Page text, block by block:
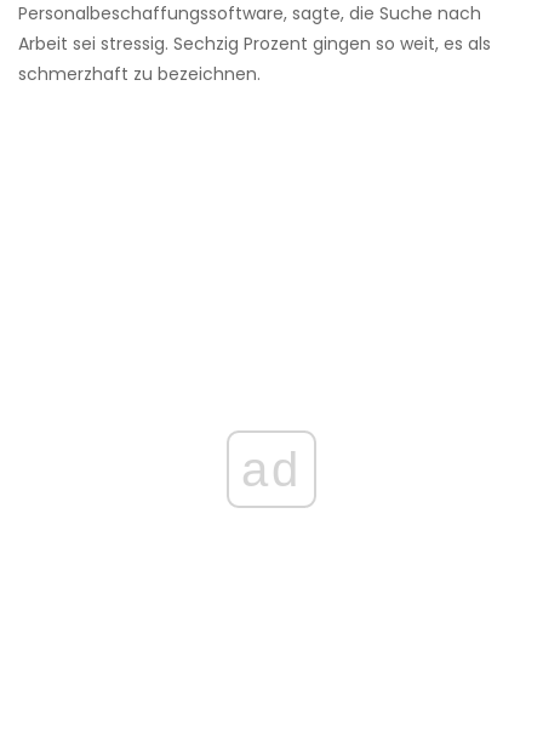
Personalbeschaffungssoftware, sagte, die Suche nach
Arbeit sei stressig. Sechzig Prozent gingen so weit, es als
schmerzhaft zu bezeichnen.
ad